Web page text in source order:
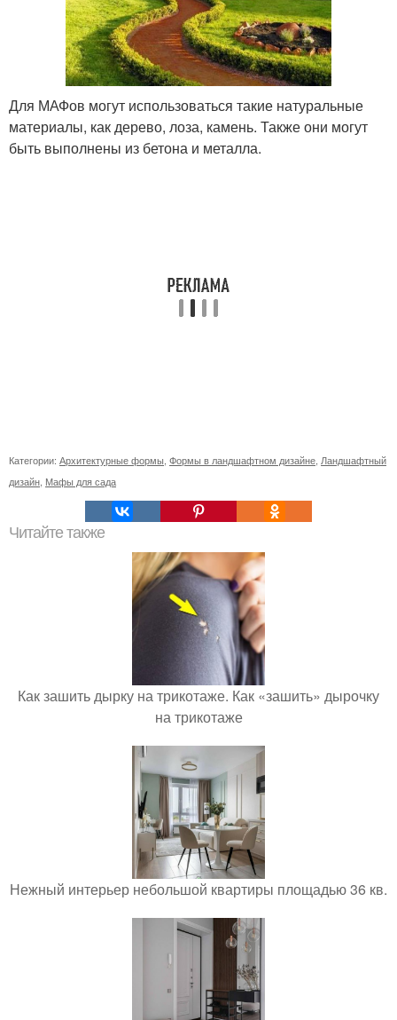
Для МАФов могут использоваться такие натуральные
материалы, как дерево, лоза, камень. Также они могут
быть выполнены из бетона и металла.
Категории: Архитектурные формы, Формы в ландшафтном дизайне, Ландшафтный
дизайн, Мафы для сада
Читайте также
Как зашить дырку на трикотаже. Как «зашить» дырочку
на трикотаже
Нежный интерьер небольшой квартиры площадью 36 кв.